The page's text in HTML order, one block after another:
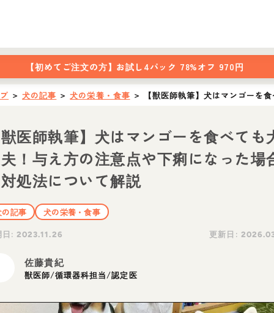
【初めてご注文の方】 お試し4パック 78%オフ 970円
＞ 犬の記事 ＞ 犬の栄養・食事 ＞ 【獣医師執筆】犬はマンゴーを
医師執筆】犬はマンゴーを食べても
！与え方の注意点や下痢になった場
処法について解説
の記事
犬の栄養・食事
日:2023.11.26 更新日:
佐藤貴紀
獣医師/循環器科担当/認定医